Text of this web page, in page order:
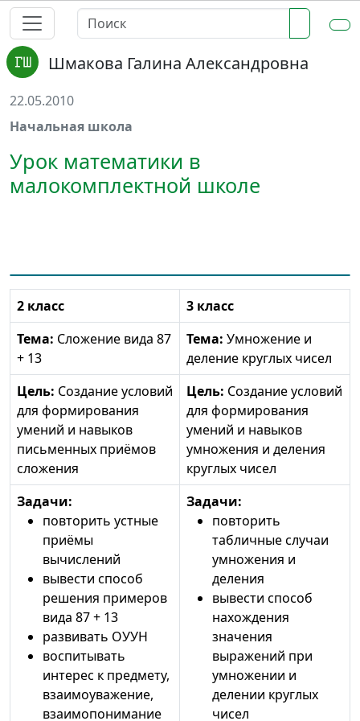
Шмакова Галина Александровна
22.05.2010
Начальная школа
Урок математики в
малокомплектной школе
2 класс
3 класс
Тема: Сложение вида 87
+ 13
Тема: Умножение и
деление круглых чисел
Цель: Создание условий
для формирования
умений и навыков
письменных приёмов
сложения
Цель: Создание условий
для формирования
умений и навыков
умножения и деления
круглых чисел
Задачи:
повторить устные
приёмы
вычислений
вывести способ
решения примеров
вида 87 + 13
развивать ОУУН
воспитывать
интерес к предмету,
взаимоуважение,
взаимопонимание
Задачи:
повторить
табличные случаи
умножения и
деления
вывести способ
нахождения
значения
выражений при
умножении и
делении круглых
чисел